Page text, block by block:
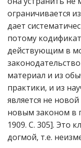
ограничивается
дает
потому
действующим в
материал и из
практики, и из
является не
новым законом в
1909. С. 305]. Это
догмой, т.е.